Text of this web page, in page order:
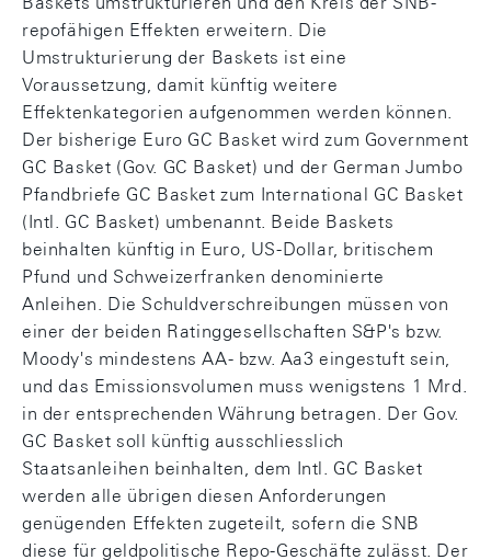
repofähigen Effekten erweitern. Die
Umstrukturierung der Baskets ist eine
Voraussetzung, damit künftig weitere
Effektenkategorien aufgenommen werden können.
Der bisherige Euro GC Basket wird zum Government
GC Basket (Gov. GC Basket) und der German Jumbo
Pfandbriefe GC Basket zum International GC Basket
(Intl. GC Basket) umbenannt. Beide Baskets
beinhalten künftig in Euro, US-Dollar, britischem
Pfund und Schweizerfranken denominierte
Anleihen. Die Schuldverschreibungen müssen von
einer der beiden Ratinggesellschaften S&P's bzw.
Moody's mindestens AA- bzw. Aa3 eingestuft sein,
und das Emissionsvolumen muss wenigstens 1 Mrd.
in der entsprechenden Währung betragen. Der Gov.
GC Basket soll künftig ausschliesslich
Staatsanleihen beinhalten, dem Intl. GC Basket
werden alle übrigen diesen Anforderungen
genügenden Effekten zugeteilt, sofern die SNB
diese für geldpolitische Repo-Geschäfte zulässt. Der